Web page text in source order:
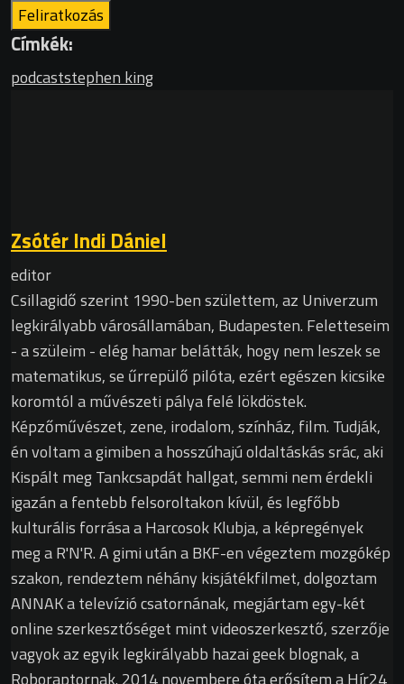
Címkék:
podcaststephen king
Zsótér Indi Dániel
editor
Csillagidő szerint 1990-ben születtem, az Univerzum
legkirályabb városállamában, Budapesten. Feletteseim
- a szüleim - elég hamar belátták, hogy nem leszek se
matematikus, se űrrepülő pilóta, ezért egészen kicsike
koromtól a művészeti pálya felé lökdöstek.
Képzőművészet, zene, irodalom, színház, film. Tudják,
én voltam a gimiben a hosszúhajú oldaltáskás srác, aki
Kispált meg Tankcsapdát hallgat, semmi nem érdekli
igazán a fentebb felsoroltakon kívül, és legfőbb
kulturális forrása a Harcosok Klubja, a képregények
meg a R'N'R. A gimi után a BKF-en végeztem mozgókép
szakon, rendeztem néhány kisjátékfilmet, dolgoztam
ANNAK a televízió csatornának, megjártam egy-két
online szerkesztőséget mint videoszerkesztő, szerzője
vagyok az egyik legkirályabb hazai geek blognak, a
Roboraptornak. 2014 novembere óta erősítem a Hír24